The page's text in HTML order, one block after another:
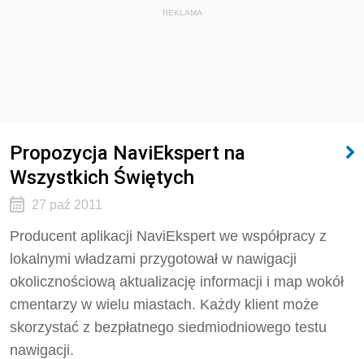
REKLAMA
Propozycja NaviEkspert na
Wszystkich Świętych
27 paź 2011
Producent aplikacji NaviEkspert we współpracy z
lokalnymi władzami przygotował w nawigacji
okolicznościową aktualizację informacji i map wokół
cmentarzy w wielu miastach. Każdy klient może
skorzystać z bezpłatnego siedmiodniowego testu
nawigacji.